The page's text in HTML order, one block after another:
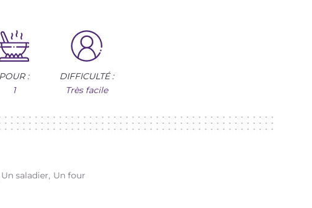
POUR :
1
DIFFICULTÉ :
Très facile
Un saladier Un four